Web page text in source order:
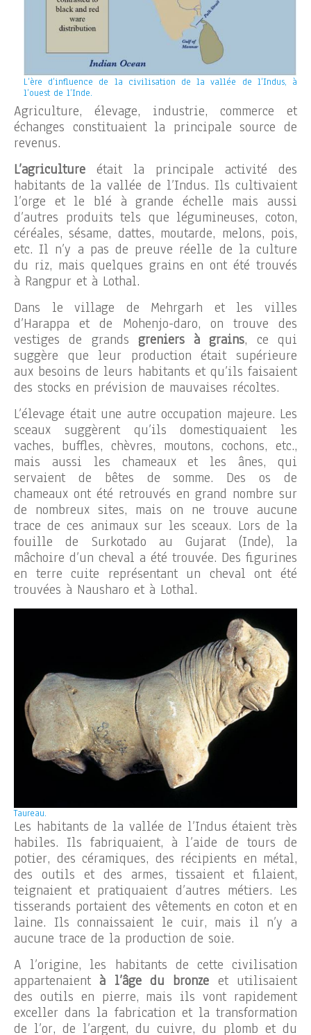
L’ère d’influence de la civilisation de la vallée de l’Indus, à
l’ouest de l’Inde.
Agriculture, élevage, industrie, commerce et
échanges constituaient la principale source de
revenus.
L’agriculture était la principale activité des
habitants de la vallée de l’Indus. Ils cultivaient
l’orge et le blé à grande échelle mais aussi
d’autres produits tels que légumineuses, coton,
céréales, sésame, dattes, moutarde, melons, pois,
etc. Il n’y a pas de preuve réelle de la culture
du riz, mais quelques grains en ont été trouvés
à Rangpur et à Lothal.
Dans le village de Mehrgarh et les villes
d’Harappa et de Mohenjo-daro, on trouve des
vestiges de grands greniers à grains, ce qui
suggère que leur production était supérieure
aux besoins de leurs habitants et qu’ils faisaient
des stocks en prévision de mauvaises récoltes.
L’élevage était une autre occupation majeure. Les
sceaux suggèrent qu’ils domestiquaient les
vaches, buffles, chèvres, moutons, cochons, etc.,
mais aussi les chameaux et les ânes, qui
servaient de bêtes de somme. Des os de
chameaux ont été retrouvés en grand nombre sur
de nombreux sites, mais on ne trouve aucune
trace de ces animaux sur les sceaux. Lors de la
fouille de Surkotado au Gujarat (Inde), la
mâchoire d’un cheval a été trouvée. Des figurines
en terre cuite représentant un cheval ont été
trouvées à Nausharo et à Lothal.
Taureau.
Les habitants de la vallée de l’Indus étaient très
habiles. Ils fabriquaient, à l’aide de tours de
potier, des céramiques, des récipients en métal,
des outils et des armes, tissaient et filaient,
teignaient et pratiquaient d’autres métiers. Les
tisserands portaient des vêtements en coton et en
laine. Ils connaissaient le cuir, mais il n’y a
aucune trace de la production de soie.
A l’origine, les habitants de cette civilisation
appartenaientà l’âge du bronze et utilisaient
des outils en pierre, mais ils vont rapidement
exceller dans la fabrication et la transformation
de l’or, de l’argent, du cuivre, du plomb et du